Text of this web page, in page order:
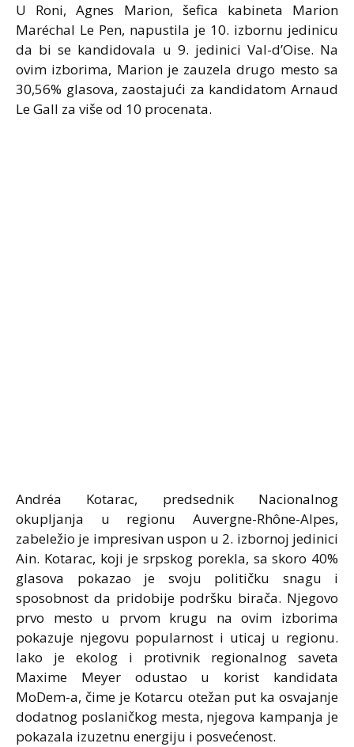
U Roni, Agnes Marion, šefica kabineta Marion
Maréchal Le Pen, napustila je 10. izbornu jedinicu
da bi se kandidovala u 9. jedinici Val-d’Oise. Na
ovim izborima, Marion je zauzela drugo mesto sa
30,56% glasova, zaostajući za kandidatom Arnaud
Le Gall za više od 10 procenata.
Andréa Kotarac, predsednik Nacionalnog
okupljanja u regionu Auvergne-Rhône-Alpes,
zabeležio je impresivan uspon u 2. izbornoj jedinici
Ain. Kotarac, koji je srpskog porekla, sa skoro 40%
glasova pokazao je svoju političku snagu i
sposobnost da pridobije podršku birača. Njegovo
prvo mesto u prvom krugu na ovim izborima
pokazuje njegovu popularnost i uticaj u regionu.
Iako je ekolog i protivnik regionalnog saveta
Maxime Meyer odustao u korist kandidata
MoDem-a, čime je Kotarcu otežan put ka osvajanje
dodatnog poslaničkog mesta, njegova kampanja je
pokazala izuzetnu energiju i posvećenost.